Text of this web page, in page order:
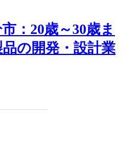
：20歳～30歳ま
の開発・設計業